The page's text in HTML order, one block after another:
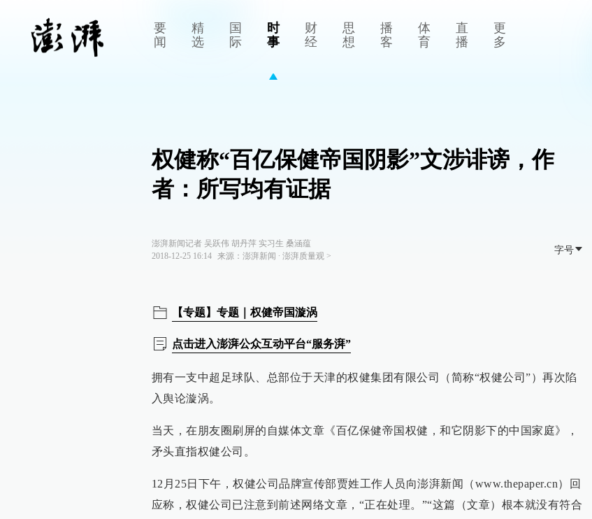
要
闻
精
选
国
际
时
事
财
经
思
想
播
客
体
育
直
播
更
多
权健称“百亿保健帝国阴影”文涉诽谤，作
者：所写均有证据
澎湃新闻记者 吴跃伟 胡丹萍 实习生 桑涵蕴
2018-12-25 16:14
来源： 澎湃新闻 ∙ 澎湃质量观>
字号
【专题】专题｜权健帝国漩涡
点击进入澎湃公众互动平台“服务湃”
拥有一支中超足球队、总部位于天津的权健集团有限公司（简称“权健公司”）再次陷
入舆论漩涡。
当天，在朋友圈刷屏的自媒体文章《百亿保健帝国权健，和它阴影下的中国家庭》，
矛头直指权健公司。
12月25日下午，权健公司品牌宣传部贾姓工作人员向澎湃新闻（www.thepaper.cn）回
应称，权健公司已注意到前述网络文章，“正在处理。”“这篇（文章）根本就没有符合